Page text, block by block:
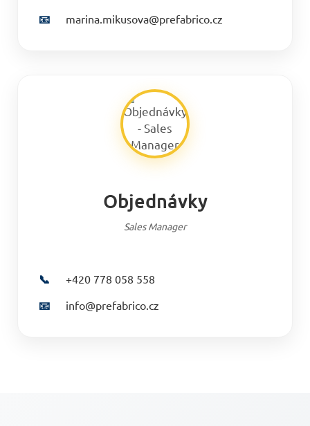
📧 marina.mikusova@prefabrico.cz
Objednávky
Sales Manager
📞
+420 778 058 558
📧
info@prefabrico.cz